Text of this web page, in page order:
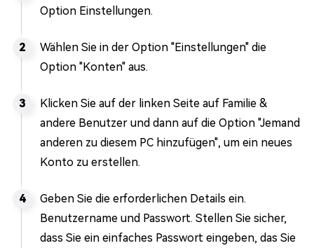
Option Einstellungen.
Wählen Sie in der Option "Einstellungen" die
Option "Konten" aus.
Klicken Sie auf der linken Seite auf Familie &
andere Benutzer und dann auf die Option "Jemand
anderen zu diesem PC hinzufügen", um ein neues
Konto zu erstellen.
Geben Sie die erforderlichen Details ein.
Benutzername und Passwort. Stellen Sie sicher,
dass Sie ein einfaches Passwort eingeben, das Sie